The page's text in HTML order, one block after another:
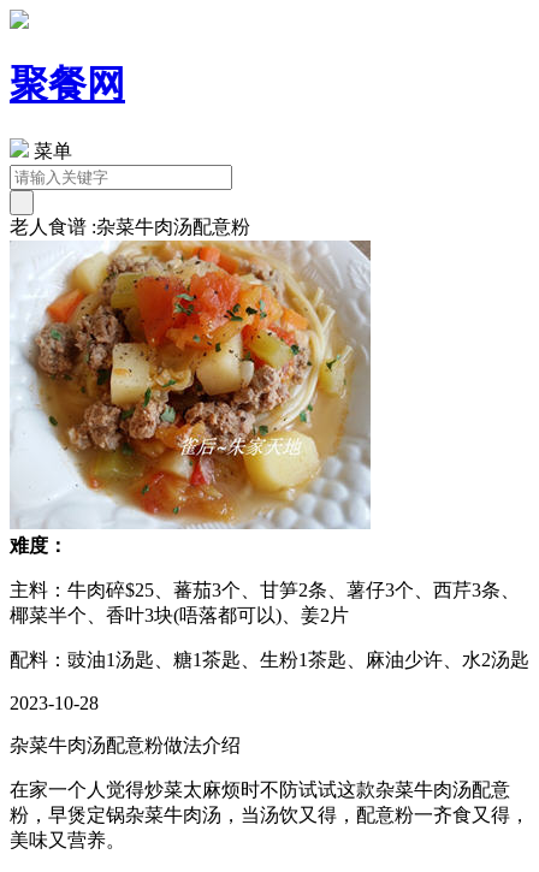
聚餐网
菜单
老人食谱 :杂菜牛肉汤配意粉
难度：
主料：牛肉碎$25、蕃茄3个、甘笋2条、薯仔3个、西芹3条、
椰菜半个、香叶3块(唔落都可以)、姜2片
配料：豉油1汤匙、糖1茶匙、生粉1茶匙、麻油少许、水2汤匙
2023-10-28
杂菜牛肉汤配意粉做法介绍
在家一个人觉得炒菜太麻烦时不防试试这款杂菜牛肉汤配意
粉，早煲定锅杂菜牛肉汤，当汤饮又得，配意粉一齐食又得，
美味又营养。